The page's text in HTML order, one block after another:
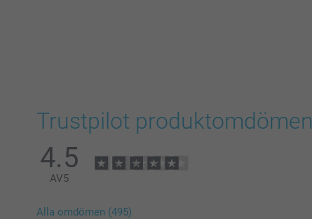
Trustpilot produktomdömen
4.5
AV5
Alla omdömen (495)